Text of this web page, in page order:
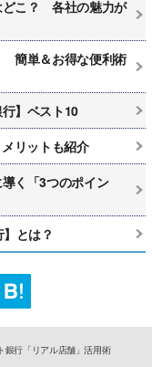
どこ？ 各社の魅力が
簡単＆お得な便利術
】ベスト10
リットも紹介
く「3つのポイン
とは？
銀行「リアル店舗」活用術